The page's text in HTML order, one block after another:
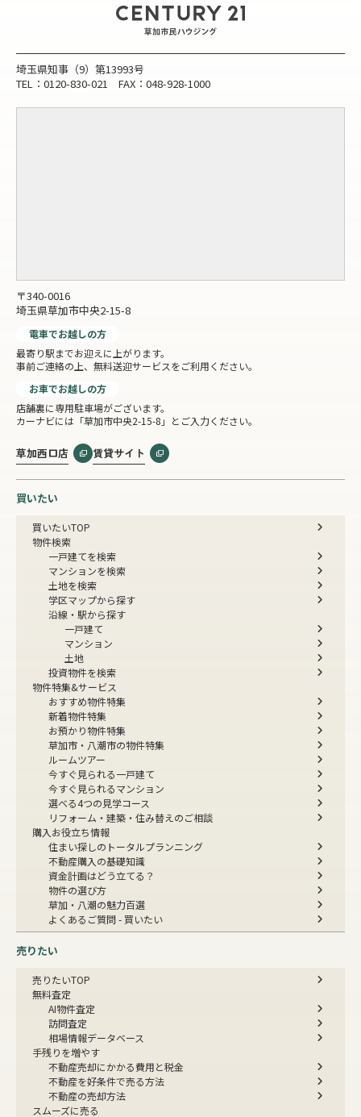
埼玉県知事（9）第13993号
TEL：0120-830-021 FAX：048-928-1000
〒340-0016
埼玉県草加市中央2-15-8
電車でお越しの方
最寄り駅までお迎えに上がります。
事前ご連絡の上、無料送迎サービスをご利用ください。
お車でお越しの方
店舗裏に専用駐車場がございます。
カーナビには「草加市中央2-15-8」とご入力ください。
草加西口店 賃貸サイト
買いたい
買いたいTOP
物件検索
一戸建てを検索
マンションを検索
土地を検索
学区マップから探す
沿線・駅から探す
一戸建て
マンション
土地
投資物件を検索
物件特集&サービス
おすすめ物件特集
新着物件特集
お預かり物件特集
草加市・八潮市の物件特集
ルームツアー
今すぐ見られる一戸建て
今すぐ見られるマンション
選べる4つの見学コース
リフォーム・建築・住み替えのご相談
購入お役立ち情報
住まい探しのトータルプランニング
不動産購入の基礎知識
資金計画はどう立てる？
物件の選び方
草加・八潮の魅力百選
よくあるご質問 - 買いたい
売りたい
売りたいTOP
無料査定
AI物件査定
訪問査定
相場情報データベース
手残りを増やす
不動産売却にかかる費用と税金
不動産を好条件で売る方法
不動産の売却方法
スムーズに売る